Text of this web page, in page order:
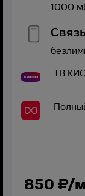
1000
ТВ
850 ₽/